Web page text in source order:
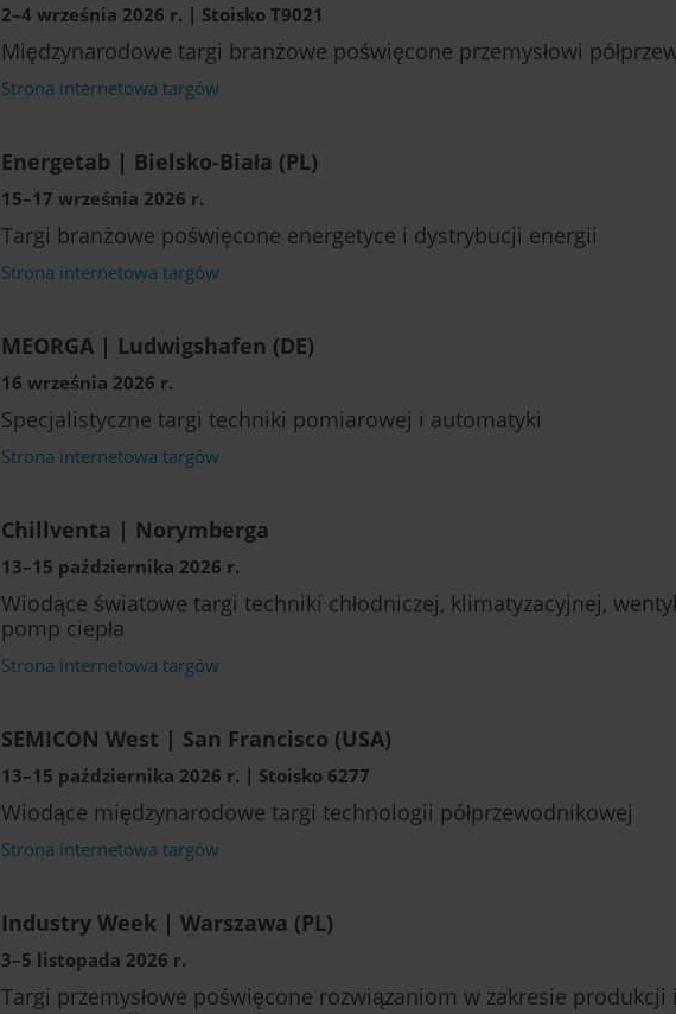
2–4 września 2026 r. | Stoisko T9021
Międzynarodowe targi branżowe poświęcone przemysłowi
Strona internetowa targów
Energetab | Bielsko-Biała (PL)
15–17 września 2026 r.
Targi branżowe poświęcone energetyce i dystrybucji energii
Strona internetowa targów
MEORGA | Ludwigshafen (DE)
16 września 2026 r.
Specjalistyczne targi techniki pomiarowej i automatyki
Strona internetowa targów
Chillventa | Norymberga
13–15 października 2026 r.
Wiodące światowe targi techniki chłodniczej, klimatyzacyjnej,
pomp ciepła
Strona internetowa targów
SEMICON West | San Francisco (USA)
13–15 października 2026 r. | Stoisko 6277
Wiodące międzynarodowe targi technologii półprzewodnikowej
Strona internetowa targów
Industry Week | Warszawa (PL)
3–5 listopada 2026 r.
Targi przemysłowe poświęcone rozwiązaniom w zakresie produkcji